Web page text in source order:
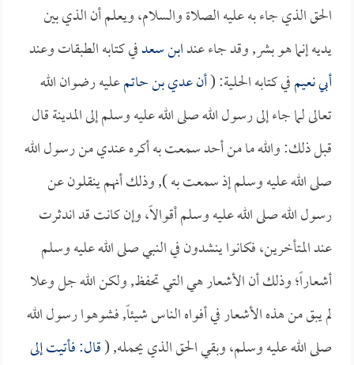
الحق الذي جاء به عليه الصلاة والسلام، ويعلم أن الذي بين
يديه إنما هو بشر, وقد جاء عندابن سعدفي كتابه الطبقات وعند
أبي نعيمفي كتابه الحلية: (أنعدي بن حاتمعليه رضوان الله
تعالى لما جاء إلى رسول الله صلى الله عليه وسلم إلى المدينة قال
قبل ذلك: والله ما من أحد سمعت به أكره عندي من رسول الله
صلى الله عليه وسلم إذ سمعت به ), وذلك أنهم ينقلون عن
رسول الله صلى الله عليه وسلم أقوالاً، وإن كانت قد اندثرت
عند المتأخرين، فكانوا ينشدون في النبي صلى الله عليه وسلم
أشعاراً؛ وذلك أن الأشعار هي التي تحفظ, ولكن الله جل وعلا
لم يبق من هذه الأشعار في أفواه الناس شيئاً, فشوهوا رسول الله
صلى الله عليه وسلم، وبقي الحق الذي يحمله, (قال: فأتيت إلى